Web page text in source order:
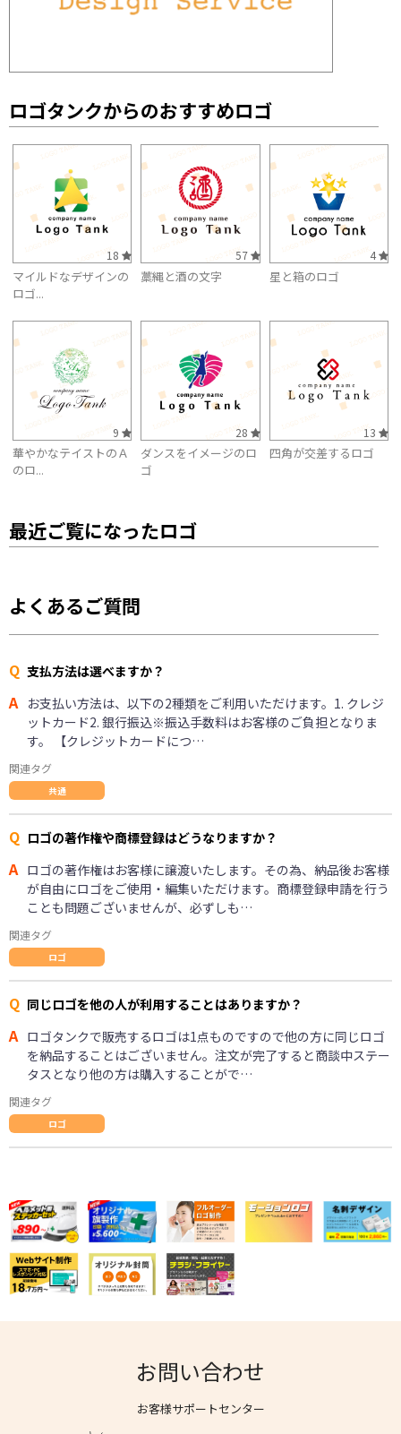
ロゴタンクからのおすすめロゴ
18
マイルドなデザインの
ロゴ...
57
藁縄と酒の文字
4
星と箱のロゴ
9
華やかなテイストのＡ
のロ...
28
ダンスをイメージのロ
ゴ
13
四角が交差するロゴ
最近ご覧になったロゴ
よくあるご質問
Q 支払方法は選べますか？
A お支払い方法は、以下の2種類をご利用いただけます。1. クレジ
ットカード2. 銀行振込※振込手数料はお客様のご負担となりま
す。 【クレジットカードにつ…
関連タグ
共通
Q ロゴの著作権や商標登録はどうなりますか？
A ロゴの著作権はお客様に譲渡いたします。その為、納品後お客様
が自由にロゴをご使用・編集いただけます。商標登録申請を行う
ことも問題ございませんが、必ずしも…
関連タグ
ロゴ
Q 同じロゴを他の人が利用することはありますか？
A ロゴタンクで販売するロゴは1点ものですので他の方に同じロゴ
を納品することはございません。注文が完了すると商談中ステー
タスとなり他の方は購入することがで…
関連タグ
ロゴ
お問い合わせ
お客様サポートセンター